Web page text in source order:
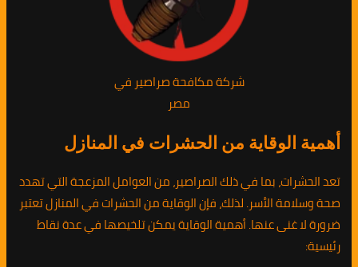
شركة مكافحة صراصير في
مصر
أهمية الوقاية من الحشرات في المنازل
تعد الحشرات، بما في ذلك الصراصير، من العوامل المزعجة التي تهدد
صحة وسلامة الأسر. لذلك، فإن الوقاية من الحشرات في المنازل تعتبر
ضرورة لا غنى عنها. أهمية الوقاية يمكن تلخيصها في عدة نقاط
رئيسية: